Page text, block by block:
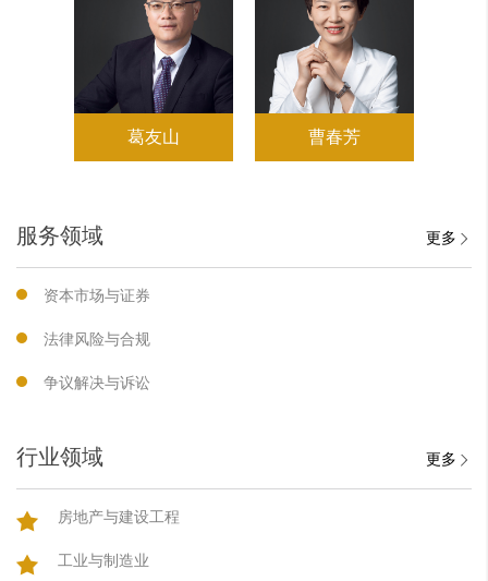
葛友山 曹春芳
服务领域 更多
资本市场与证券
法律风险与合规
争议解决与诉讼
行业领域 更多
房地产与建设工程
工业与制造业